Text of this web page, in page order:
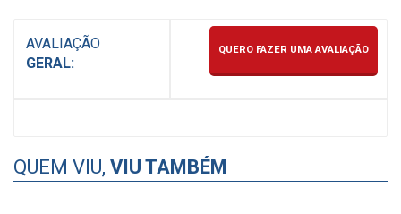
AVALIAÇÃO
GERAL:
QUERO FAZER UMA AVALIAÇÃO
QUEM VIU, VIU TAMBÉM